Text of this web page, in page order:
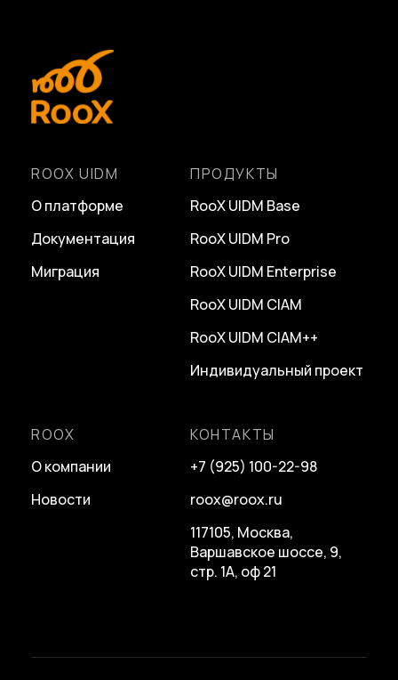
ROOX UIDM
О платформе
Документация
Миграция
ПРОДУКТЫ
RooX UIDM Base
RooX UIDM Pro
RooX UIDM Enterprise
RooX UIDM CIAM
RooX UIDM CIAM++
Индивидуальный проект
ROOX
О компании
Новости
КОНТАКТЫ
+7 (925) 100-22-98
roox@roox.ru
117105, Москва,
Варшавское шоссе, 9,
стр. 1А, оф 21